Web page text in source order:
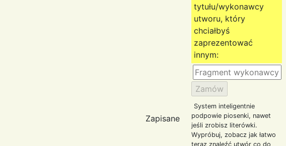
Zapisane
tytułu/wykonawcy
utworu, który
chciałbyś
zaprezentować
innym:
System inteligentnie
podpowie piosenki, nawet
jeśli zrobisz literówki.
Wypróbuj, zobacz jak łatwo
teraz znaleźć utwór co do